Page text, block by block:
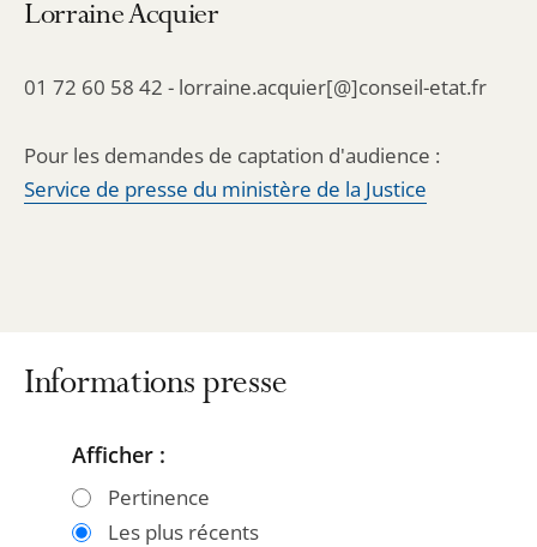
Lorraine Acquier
01 72 60 58 42 - lorraine.acquier[@]conseil-etat.fr
Pour les demandes de captation d'audience :
Service de presse du ministère de la Justice
Informations presse
Passer
filtres
Passer
filtres
Afficher :
Pertinence
Les plus récents